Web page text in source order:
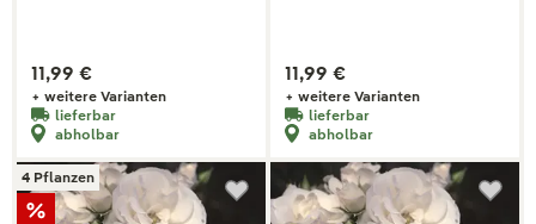
11,99 €
+ weitere Varianten
lieferbar
abholbar
11,99 €
+ weitere Varianten
lieferbar
abholbar
4 Pflanzen